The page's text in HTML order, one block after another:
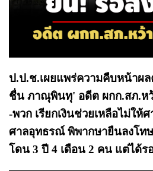
ป.ป.ช.เผยแพร่ความคืบหน้าผ
ชื่น ภาณุพินทุ' อดีต ผกก.สภ.ห
-พวก เรียกเงินช่วยเหลือไม่ให้
ศาลอุทธรณ์ พิพากษายืนลงโท
โดน 3 ปี 4 เดือน 2 คน แต่ได้